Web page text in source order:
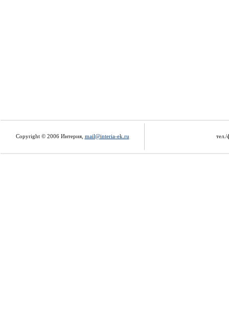
Copyright © 2006 Интерия, mail@interia-ek.ru